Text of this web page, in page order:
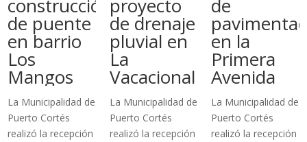
construcción
de puente
en barrio
Los
Mangos
La Municipalidad de
Puerto Cortés
realizó la recepción
proyecto
de drenaje
pluvial en
La
Vacacional
La Municipalidad de
Puerto Cortés
realizó la recepción
de
en la
Primera
Avenida
La Municipalidad de
Puerto Cortés
realizó la recepción